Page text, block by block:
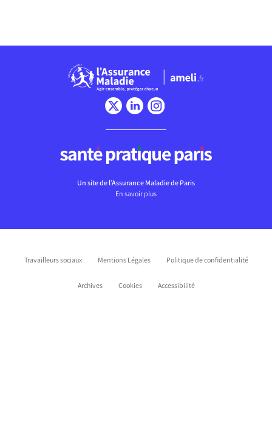
Un site de l’Assurance Maladie de Paris
En savoir plus
Travailleurs sociaux Mentions Légales Politique de confidentialité
Archives Cookies Accessibilité